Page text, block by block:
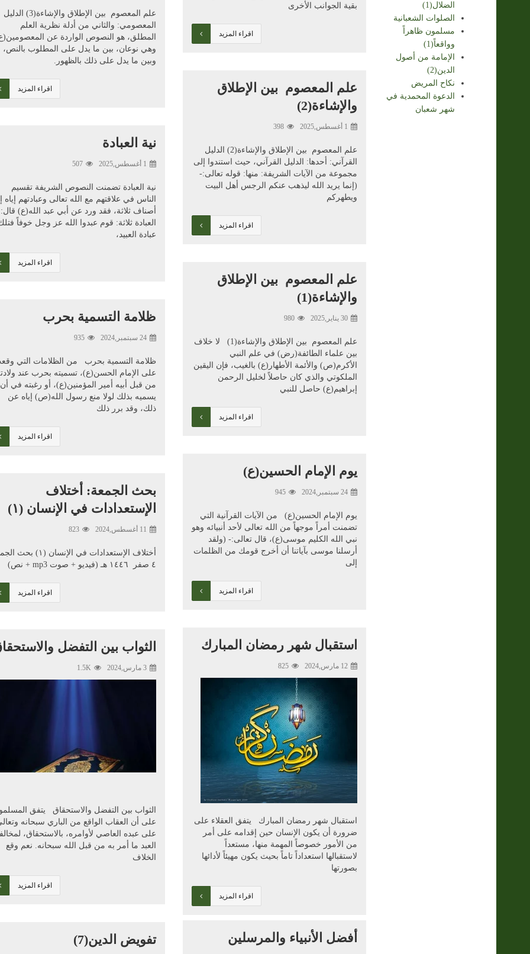
الضلال(1)
الصلوات الشعبانية
مسلمون ظاهراً
وواقعاً(1)
الإمامة من أصول
الدين(2)
نكاح المريض
الدعوة المحمدية في
شهر شعبان
بقية الجوانب الأخرى
اقراء المزيد
علم المعصوم بين الإطلاق والإشاءة(3) الدليل
المعصومي: والثاني من أدلة نظرية العلم
المطلق، هو النصوص الواردة عن
وهي نوعان، بين ما يدل على المطلوب بالنص،
وبين ما يدل على ذلك بالظهور.
اقراء المزيد
علم المعصوم بين الإطلاق
والإشاءة(2)
1 أغسطس,2025 398
علم المعصوم بين الإطلاق والإشاءة(2) الدليل
القرآني: أحدها: الدليل القرآني، حيث استندوا إلى
مجموعة من الآيات الشريفة: منها: قوله تعالى:-
(إنما يريد الله ليذهب عنكم الرجس أهل البيت
ويطهركم
اقراء المزيد
نية العبادة
1 أغسطس,2025 507
نية العبادة تضمنت النصوص الشريفة تقسيم
الناس في علاقتهم مع الله تعالى وعبادتهم إياه
أصناف ثلاثة، فقد ورد عن أبي عبد الله(ع) قال:
العبادة ثلاثة: قوم عبدوا الله عز وجل خوفاً
عبادة العبيد،
اقراء المزيد
علم المعصوم بين الإطلاق
والإشاءة(1)
30 يناير,2025 980
علم المعصوم بين الإطلاق والإشاءة(1) لا خلاف
بين علماء الطائفة(رض) في علم النبي
الأكرم(ص) والأئمة الأطهار(ع) بالغيب، فإن اليقين
الملكوتي والذي كان حاصلاً لخليل الرحمن
إبراهيم(ع) حاصل للنبي
اقراء المزيد
ظلامة التسمية بحرب
24 سبتمبر,2024 935
ظلامة التسمية بحرب من الظلامات التي
على الإمام الحسن(ع)، تسميته بحرب عند
من قبل أبيه أمير المؤمنين(ع)، أو رغبته في أن
يسميه بذلك لولا منع رسول الله(ص) إياه عن
ذلك، وقد برر ذلك
اقراء المزيد
يوم الإمام الحسين(ع)
24 سبتمبر,2024 945
يوم الإمام الحسين(ع) من الآيات القرآنية التي
تضمنت أمراً موجهاً من الله تعالى لأحد أنبيائه وهو
نبي الله الكليم موسى(ع)، قال تعالى:- (ولقد
أرسلنا موسى بآياتنا أن أخرج قومك من الظلمات
إلى
اقراء المزيد
بحث الجمعة: أختلاف
الإستعدادات في الإنسان (١)
11 أغسطس,2024 823
أختلاف الإستعدادات في الإنسان (١)
٤ صفر ١٤٤٦ هـ (فيديو + صوت mp3 + نص)
اقراء المزيد
استقبال شهر رمضان المبارك
12 مارس,2024 825
استقبال شهر رمضان المبارك يتفق العقلاء على
ضرورة أن يكون الإنسان حين إقدامه على أمر
من الأمور خصوصاً المهمة منها، مستعداً
لاستقبالها استعداداً تاماً بحيث يكون مهيئاً لأدائها
بصورتها
اقراء المزيد
الثواب بين التفضل
3 مارس,2024 1.5K
الثواب بين التفضل والاستحقاق يتفق
على أن العقاب الواقع من الباري سبحانه
على عبده العاصي لأوامره، بالاستحقاق،
العبد ما أمر به من قبل الله سبحانه. نعم وقع
الخلاف
اقراء المزيد
أفضل الأنبياء والمرسلين تفويض الدين(7)